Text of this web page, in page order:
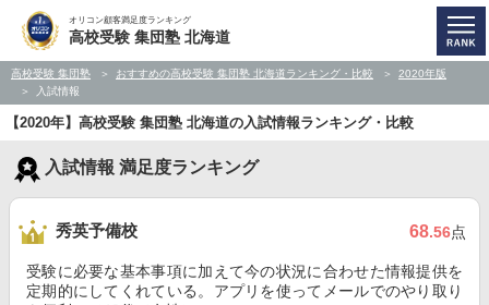
オリコン顧客満足度ランキング
高校受験 集団塾 北海道
高校受験 集団塾 おすすめの高校受験 集団塾 北海道ランキング・比較
2020年版
入試情報
【2020年】高校受験 集団塾 北海道の入試情報ランキング・比較
入試情報 満足度ランキング
秀英予備校 68.56点
受験に必要な基本事項に加えて今の状況に合わせた情報提供を
定期的にしてくれている。アプリを使ってメールでのやり取り